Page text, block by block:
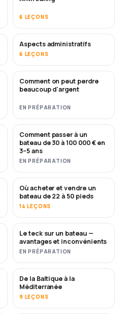
6 LEÇONS
Aspects administratifs
6 LEÇONS
BIENTÔT
Comment on peut perdre
beaucoup d'argent
EN PRÉPARATION
NOUVEAU
Comment passer à un
bateau de 30 à 100 000 € en
3–5 ans
EN PRÉPARATION
BIENTÔT
Où acheter et vendre un
bateau de 22 à 50 pieds
14 LEÇONS
BIENTÔT
Le teck sur un bateau —
avantages et inconvénients
EN PRÉPARATION
BIENTÔT
De la Baltique à la
Méditerranée
9 LEÇONS